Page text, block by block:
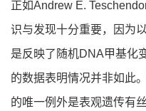
正如Andrew E.
识与发现十分重要，因为
是反映了随机DNA甲基化
的数据表明情况并非如此
的唯一例外是表观遗传有